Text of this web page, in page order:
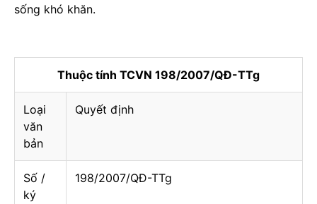
sống khó khăn.
Thuộc tính TCVN 198/2007/QĐ-TTg
Loại
văn
bản
Quyết định
Số /
ký
198/2007/QĐ-TTg